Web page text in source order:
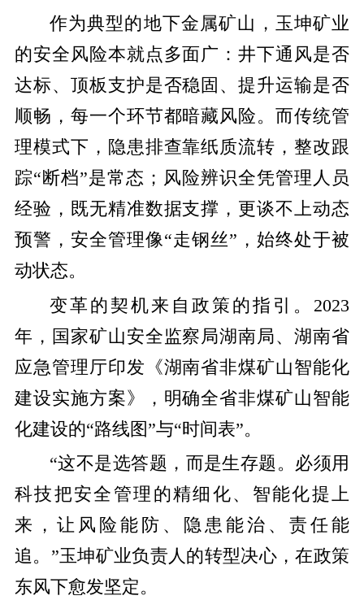
作为典型的地下金属矿山，玉坤矿业
的安全风险本就点多面广：井下通风是否
达标、顶板支护是否稳固、提升运输是否
顺畅，每一个环节都暗藏风险。而传统管
理模式下，隐患排查靠纸质流转，整改跟
踪“断档”是常态；风险辨识全凭管理人员
经验，既无精准数据支撑，更谈不上动态
预警，安全管理像“走钢丝”，始终处于被
动状态。
变革的契机来自政策的指引。2023
年，国家矿山安全监察局湖南局、湖南省
应急管理厅印发《湖南省非煤矿山智能化
建设实施方案》，明确全省非煤矿山智能
化建设的“路线图”与“时间表”。
“这不是选答题，而是生存题。必须用
科技把安全管理的精细化、智能化提上
来，让风险能防、隐患能治、责任能
追。”玉坤矿业负责人的转型决心，在政策
东风下愈发坚定。